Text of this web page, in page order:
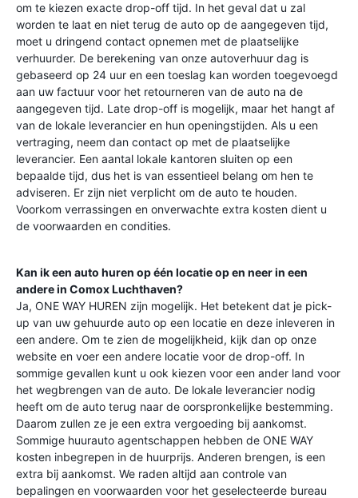
om te kiezen exacte drop-off tijd. In het geval dat u zal
worden te laat en niet terug de auto op de aangegeven tijd,
moet u dringend contact opnemen met de plaatselijke
verhuurder. De berekening van onze autoverhuur dag is
gebaseerd op 24 uur en een toeslag kan worden toegevoegd
aan uw factuur voor het retourneren van de auto na de
aangegeven tijd. Late drop-off is mogelijk, maar het hangt af
van de lokale leverancier en hun openingstijden. Als u een
vertraging, neem dan contact op met de plaatselijke
leverancier. Een aantal lokale kantoren sluiten op een
bepaalde tijd, dus het is van essentieel belang om hen te
adviseren. Er zijn niet verplicht om de auto te houden.
Voorkom verrassingen en onverwachte extra kosten dient u
de voorwaarden en condities.
Kan ik een auto huren op één locatie op en neer in een
andere in Comox Luchthaven?
Ja, ONE WAY HUREN zijn mogelijk. Het betekent dat je pick-
up van uw gehuurde auto op een locatie en deze inleveren in
een andere. Om te zien de mogelijkheid, kijk dan op onze
website en voer een andere locatie voor de drop-off. In
sommige gevallen kunt u ook kiezen voor een ander land voor
het wegbrengen van de auto. De lokale leverancier nodig
heeft om de auto terug naar de oorspronkelijke bestemming.
Daarom zullen ze je een extra vergoeding bij aankomst.
Sommige huurauto agentschappen hebben de ONE WAY
kosten inbegrepen in de huurprijs. Anderen brengen, is een
extra bij aankomst. We raden altijd aan controle van
bepalingen en voorwaarden voor het geselecteerde bureau